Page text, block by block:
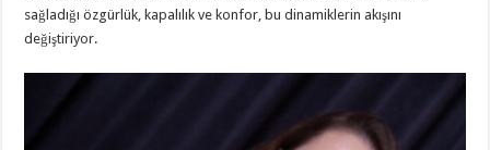
sağladığı özgürlük, kapalılık ve konfor, bu dinamiklerin akışını
değiştiriyor.